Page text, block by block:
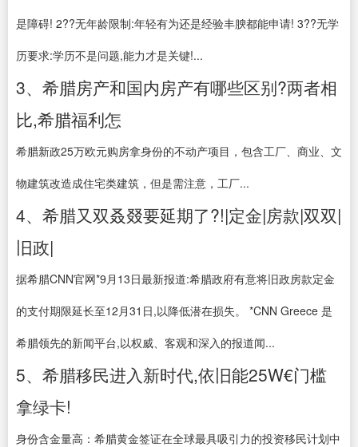
是障碍! 2??无年龄限制:年轻有为还是经验丰腴都能申请! 3??无学
历要求:学历不是问题,能力才是关键!...
3、希腊房产和国内房产有哪些区别?两者相
比,希腊福利怎
希腊新政25万欧元购房拿身份的不动产项目，包含工厂、商业、文
物建筑改造成住宅类建筑，但是需注意，工厂...
4、希腊又双叒叕要延期了?!|定金|房款|双双|
旧政|
据希腊CNN官网*9月13日最新报道:希腊政府有意将旧政房款定金
的支付期限延长至12月31日,以降低潜在损失。 *CNN Greece 是
希腊领先的新闻平台,以权威、客观和深入的报道闻...
5、希腊移民进入新时代,依旧能25W€门槛
拿绿卡!
身份含金量高：希腊黄金签证在全球最具吸引力的投资移民计划中